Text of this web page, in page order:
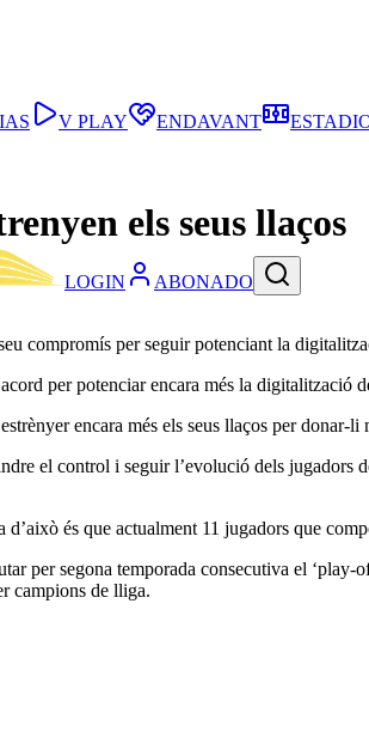
LOGIN ABONADO
V PLAY ENDAVANT
els seus llaços
compromís per seguir potenciant la
per potenciar encara més la digitalització
encara més els seus llaços per donar-
el control i seguir l’evolució dels
és que actualment 11 jugadors que
per segona temporada consecutiva el
campions de lliga.